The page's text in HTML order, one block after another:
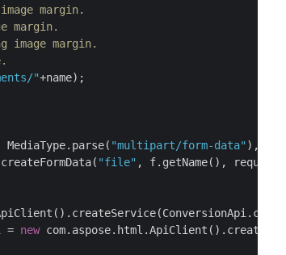
margin.
margin.
image margin.
"+name);
MediaType.parse(
"multipart/form-data" ), f);
"file" , f.getName(),
=
new